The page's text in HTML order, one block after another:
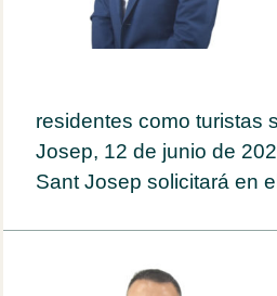
residentes como turistas
Josep, 12 de junio de
Sant Josep solicitará en